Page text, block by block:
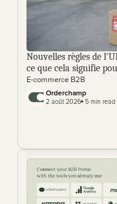
Nouvelles règles de
ce que cela signifie
E-commerce B2B
Orderchamp
2 août 2026 5 min read